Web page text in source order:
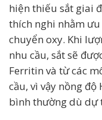
hiện thiếu sắt giai
thích nghi nhằm
chuyển oxy. Khi
nhu cầu, sắt sẽ
Ferritin và từ các
cầu, vì vậy nồng
bình thường dù dự